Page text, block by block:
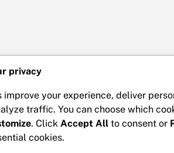
privacy
improve your experience, deliver
traffic. You can choose which
. Click Accept All to consent or
cookies.